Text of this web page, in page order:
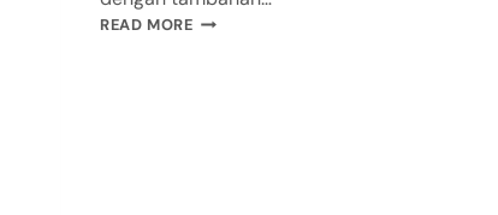
READ MORE